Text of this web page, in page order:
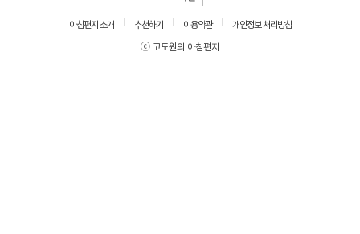
아침편지 소개 추천하기 이용약관
개인정보 처리방침
ⓒ 고도원의 아침편지